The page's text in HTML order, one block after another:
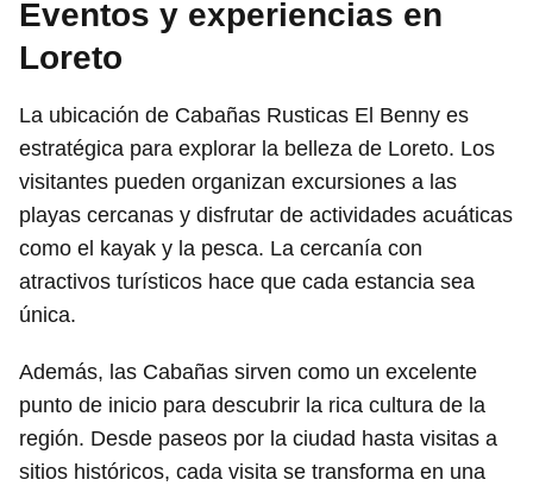
Eventos y experiencias en
Loreto
La ubicación de Cabañas Rusticas El Benny es
estratégica para explorar la belleza de Loreto. Los
visitantes pueden organizan excursiones a las
playas cercanas y disfrutar de actividades acuáticas
como el kayak y la pesca. La cercanía con
atractivos turísticos hace que cada estancia sea
única.
Además, las Cabañas sirven como un excelente
punto de inicio para descubrir la rica cultura de la
región. Desde paseos por la ciudad hasta visitas a
sitios históricos, cada visita se transforma en una